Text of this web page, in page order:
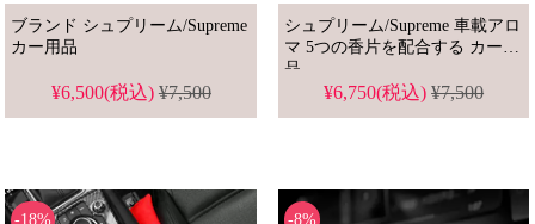
ブランド シュプリーム/Supreme
カー用品
¥6,500(税込)¥7,500
シュプリーム/Supreme 車載アロ
マ 5つの香片を配合する カー用
品
¥6,750(税込)¥7,500
-18% -8%